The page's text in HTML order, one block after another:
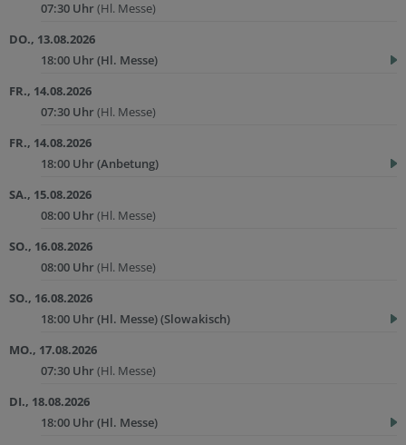
07:30 Uhr(Hl. Messe)
DO., 13.08.2026
18:00 Uhr(Hl. Messe)
FR., 14.08.2026
07:30 Uhr(Hl. Messe)
FR., 14.08.2026
18:00 Uhr(Anbetung)
SA., 15.08.2026
08:00 Uhr(Hl. Messe)
SO., 16.08.2026
08:00 Uhr(Hl. Messe)
SO., 16.08.2026
18:00 Uhr(Hl. Messe) (Slowakisch)
MO., 17.08.2026
07:30 Uhr(Hl. Messe)
DI., 18.08.2026
18:00 Uhr(Hl. Messe)